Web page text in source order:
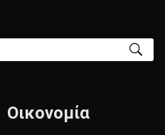
Οικονομία